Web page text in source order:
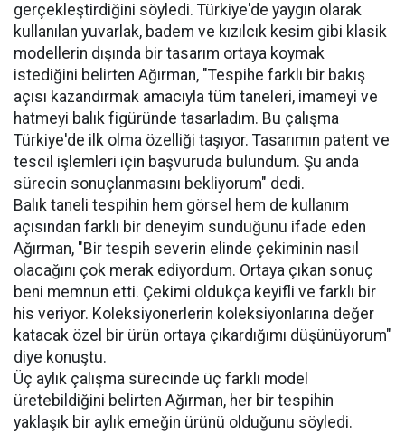
gerçekleştirdiğini söyledi. Türkiye'de yaygın olarak
kullanılan yuvarlak, badem ve kızılcık kesim gibi klasik
modellerin dışında bir tasarım ortaya koymak
istediğini belirten Ağırman, "Tespihe farklı bir bakış
açısı kazandırmak amacıyla tüm taneleri, imameyi ve
hatmeyi balık figüründe tasarladım. Bu çalışma
Türkiye'de ilk olma özelliği taşıyor. Tasarımın patent ve
tescil işlemleri için başvuruda bulundum. Şu anda
sürecin sonuçlanmasını bekliyorum" dedi.
Balık taneli tespihin hem görsel hem de kullanım
açısından farklı bir deneyim sunduğunu ifade eden
Ağırman, "Bir tespih severin elinde çekiminin nasıl
olacağını çok merak ediyordum. Ortaya çıkan sonuç
beni memnun etti. Çekimi oldukça keyifli ve farklı bir
his veriyor. Koleksiyonerlerin koleksiyonlarına değer
katacak özel bir ürün ortaya çıkardığımı düşünüyorum"
diye konuştu.
Üç aylık çalışma sürecinde üç farklı model
üretebildiğini belirten Ağırman, her bir tespihin
yaklaşık bir aylık emeğin ürünü olduğunu söyledi.